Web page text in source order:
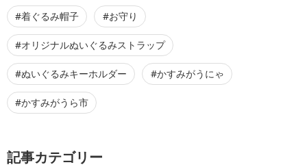
#着ぐるみ帽子 #お守り
#オリジナルぬいぐるみストラップ
#ぬいぐるみキーホルダー #かすみがうにゃ
#かすみがうら市
記事カテゴリー